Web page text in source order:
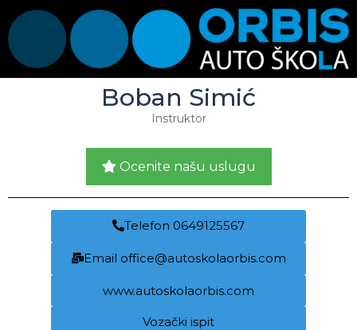
Boban Simić
Instruktor
Ocenite našu uslugu
Telefon 0649125567
Email office@autoskolaorbis.com
www.autoskolaorbis.com
Vozački ispit